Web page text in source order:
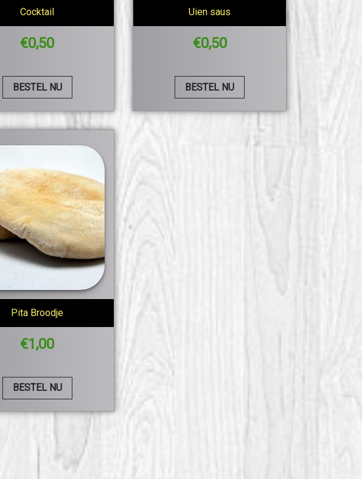
Cocktail
€0,50
BESTEL NU
Uien saus
€0,50
BESTEL NU
Pita Broodje
€1,00
BESTEL NU